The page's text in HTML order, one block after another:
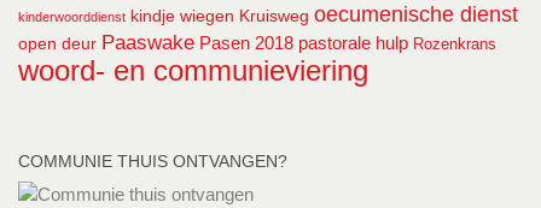
kinderwoorddienst kindje wiegen Kruisweg oecumenische dienst
open deur Paaswake Pasen 2018 pastorale hulp Rozenkrans
woord- en communieviering
COMMUNIE THUIS ONTVANGEN?